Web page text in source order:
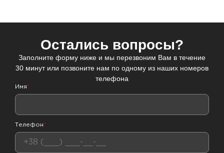
Остались вопросы?
Заполните форму ниже и мы перезвоним Вам в течение
30 минут или позвоните нам по одному из наших номеров
телефона
Имя*
Телефон*